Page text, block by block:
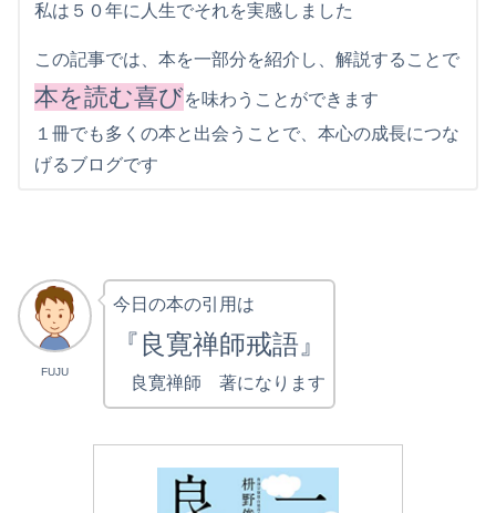
私は５０年に人生でそれを実感しました
この記事では、本を一部分を紹介し、解説することで
本を読む喜びを味わうことができます
１冊でも多くの本と出会うことで、本心の成長につな
げるブログです
FUJU
今日の本の引用は
『良寛禅師戒語』
良寛禅師 著になります